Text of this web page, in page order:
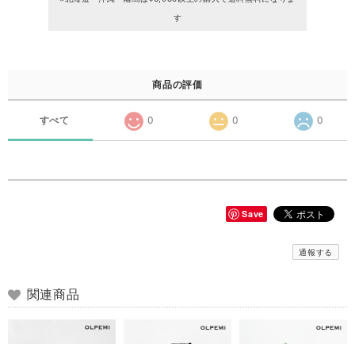
す
商品の評価
すべて 0 0 0
Save
通報する
関連商品